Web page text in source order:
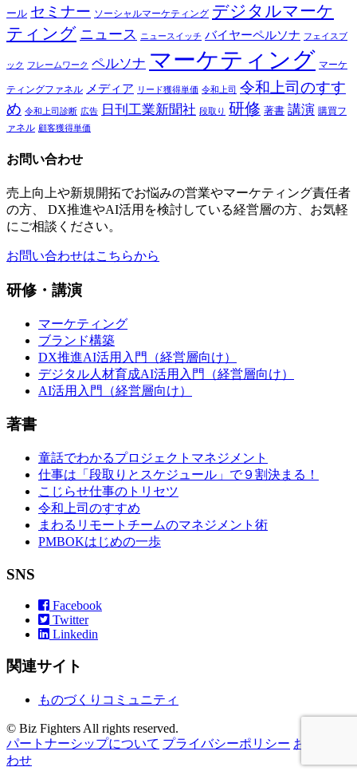
ール セミナー ソーシャルマーケティング デジタルマーケ
ティング ニュース ニュースイッチ バイヤーペルソナ フェイスブ
ック フレームワーク ペルソナ マーケティング マーケ
ティングファネル メディア リード獲得単価 令和上司 令和上司のすす
め 令和上司診断 広告 日刊工業新聞社 段取り 研修 著書 講演 購買フ
ァネル 顧客獲得単価
お問い合わせ
売上向上や新規開拓でお悩みの営業やマーケティング責任者
の方、 DX推進やAI活用を検討している経営層の方、お気軽
にご相談ください。
お問い合わせはこちらから
研修・講演
マーケティング
ブランド構築
DX推進AI活用入門（経営層向け）
デジタル人材育成AI活用入門（経営層向け）
AI活用入門（経営層向け）
著書
童話でわかるプロジェクトマネジメント
仕事は「段取りとスケジュール」で９割決まる！
こじらせ仕事のトリセツ
令和上司のすすめ
まわるリモートチームのマネジメント術
PMBOKはじめの一歩
SNS
Facebook
Twitter
Linkedin
関連サイト
ものづくりコミュニティ
© Biz Fighters All rights reserved.
パートナーシップについて プライバシーポリシー お問い合
わせ